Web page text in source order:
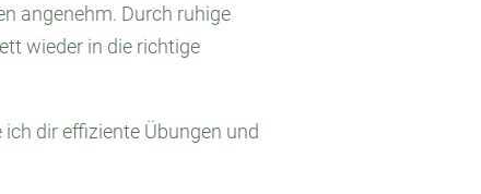
angenehm. Durch ruhige
wieder in die richtige
dir effiziente Übungen und